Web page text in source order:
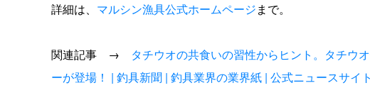
詳細は、 マルシン漁具公式ホームページまで。
関連記事 → タチウオの共食いの習性からヒント。タチウ
ーが登場！ | 釣具新聞 | 釣具業界の業界紙 | 公式ニュースサイト